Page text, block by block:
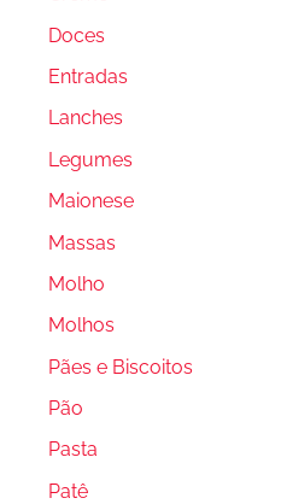
Doces
Entradas
Lanches
Legumes
Maionese
Massas
Molho
Molhos
Pães e Biscoitos
Pão
Pasta
Patê